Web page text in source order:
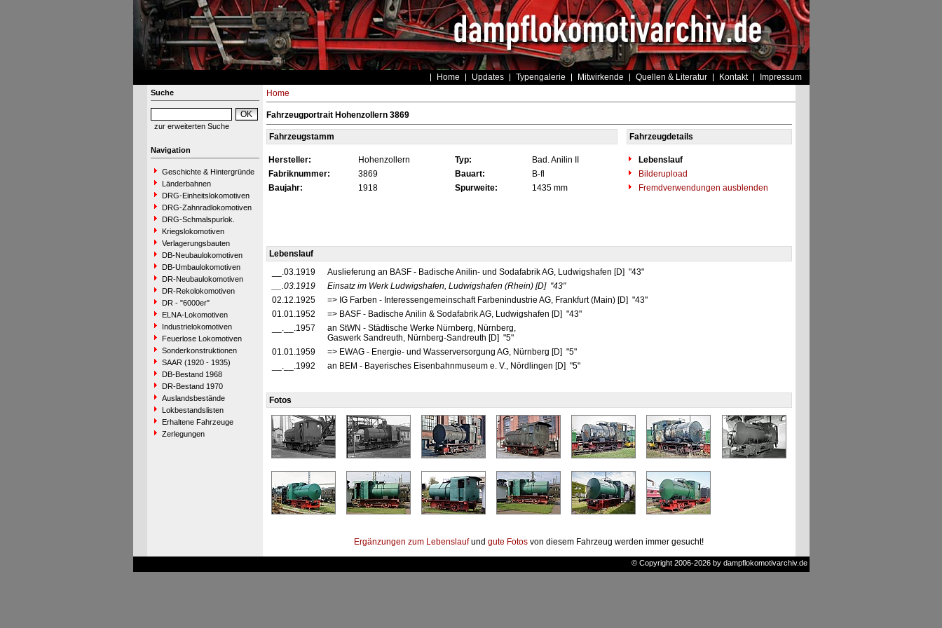
Home Updates Typengalerie Mitwirkende Quellen & Literatur Kontakt Impressum
Suche
zur erweiterten Suche
Navigation
Geschichte & Hintergründe
Länderbahnen
DRG-Einheitslokomotiven
DRG-Zahnradlokomotiven
DRG-Schmalspurlok.
Kriegslokomotiven
Verlagerungsbauten
DB-Neubaulokomotiven
DB-Umbaulokomotiven
DR-Neubaulokomotiven
DR-Rekolokomotiven
DR - "6000er"
ELNA-Lokomotiven
Industrielokomotiven
Feuerlose Lokomotiven
Sonderkonstruktionen
SAAR (1920 - 1935)
DB-Bestand 1968
DR-Bestand 1970
Auslandsbestände
Lokbestandslisten
Erhaltene Fahrzeuge
Zerlegungen
Home
Fahrzeugportrait Hohenzollern 3869
Fahrzeugstamm Fahrzeugdetails
Hersteller: Hohenzollern Typ: Bad. Anilin II
Lebenslauf
Fabriknummer:
3869 Bauart: B-fl
Bilderupload
Baujahr:
1918 Spurweite: 1435 mm Fremdverwendungen ausblenden
Lebenslauf
__.03.1919
Auslieferung an BASF - Badische Anilin- und Sodafabrik AG, Ludwigshafen [D] "43"
__.03.1919
Einsatz im Werk Ludwigshafen, Ludwigshafen (Rhein) [D] "43"
02.12.1925
=> IG Farben - Interessengemeinschaft Farbenindustrie AG, Frankfurt (Main) [D] "43"
01.01.1952
=> BASF - Badische Anilin & Sodafabrik AG, Ludwigshafen [D] "43"
__.__.1957
an StWN - Städtische Werke Nürnberg, Nürnberg,
Gaswerk Sandreuth, Nürnberg-Sandreuth [D] "5"
01.01.1959
=> EWAG - Energie- und Wasserversorgung AG, Nürnberg [D] "5"
__.__.1992
an BEM - Bayerisches Eisenbahnmuseum e. V., Nördlingen [D] "5"
Fotos
Ergänzungen zum Lebenslaufund gute Fotos von diesem Fahrzeug werden immer gesucht!
© Copyright 2006-2026 by dampflokomotivarchiv.de